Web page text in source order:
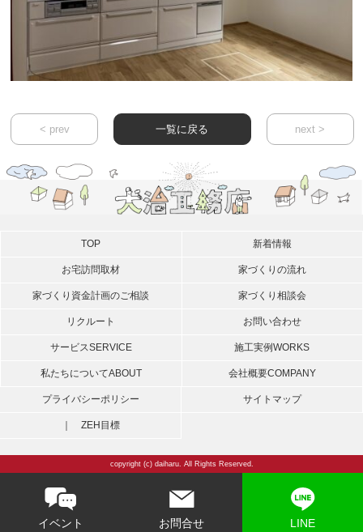
< prev next >
一覧に戻る
イベント お問合せ LINE
TOP 新着情報
お宅訪問取材 家づくりの流れ
家づくり資金計画のご相談 家づくり相談会
リクルート お問い合わせ
サービスSERVICE 施工実例WORKS
私たちについてABOUT 会社概要COMPANY
プライバシーポリシー サイトマップ
｜ ZEH目標
copyright (c) daiharu. All Rights Reserved.